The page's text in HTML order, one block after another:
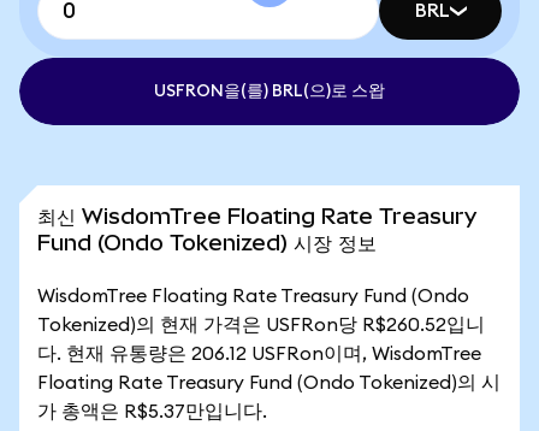
BRL
USFRON을(를) BRL(으)로 스왑
최신 WisdomTree Floating Rate Treasury
Fund (Ondo Tokenized) 시장 정보
WisdomTree Floating Rate Treasury Fund (Ondo
Tokenized)의 현재 가격은 USFRon당 R$260.52입니
다. 현재 유통량은 206.12 USFRon이며, WisdomTree
Floating Rate Treasury Fund (Ondo Tokenized)의 시
가 총액은 R$5.37만입니다.